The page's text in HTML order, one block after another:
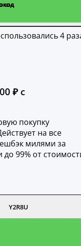
4
₽ с
покупку
на все
милями за
99% от
Y2R8U